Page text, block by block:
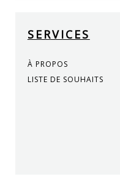
SERVICES
À PROPOS
LISTE DE SOUHAITS